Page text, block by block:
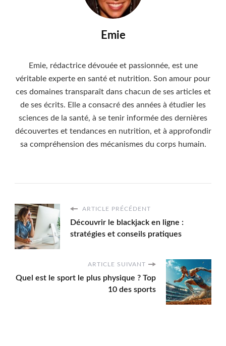
Emie
Emie, rédactrice dévouée et passionnée, est une
véritable experte en santé et nutrition. Son amour pour
ces domaines transparaît dans chacun de ses articles et
de ses écrits. Elle a consacré des années à étudier les
sciences de la santé, à se tenir informée des dernières
découvertes et tendances en nutrition, et à approfondir
sa compréhension des mécanismes du corps humain.
ARTICLE PRÉCÉDENT
Découvrir le blackjack en ligne :
stratégies et conseils pratiques
ARTICLE SUIVANT
Quel est le sport le plus physique ? Top
10 des sports